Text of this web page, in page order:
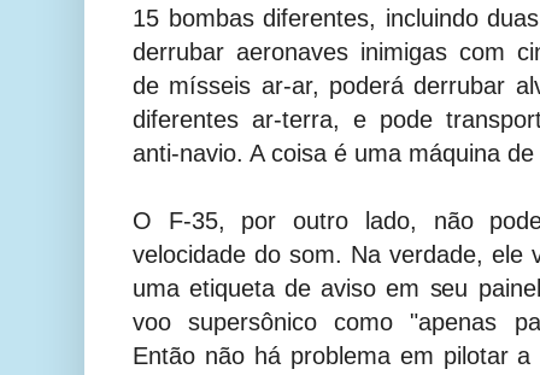
15 bombas diferentes, incluindo
derrubar aeronaves inimigas com
de mísseis ar-ar, poderá derrubar
diferentes ar-terra, e pode
anti-navio. A coisa é uma máquina
O F-35, por outro lado, não
velocidade do som. Na verdade, ele
uma etiqueta de aviso em seu
voo supersônico como "apenas
Então não há problema em pilotar